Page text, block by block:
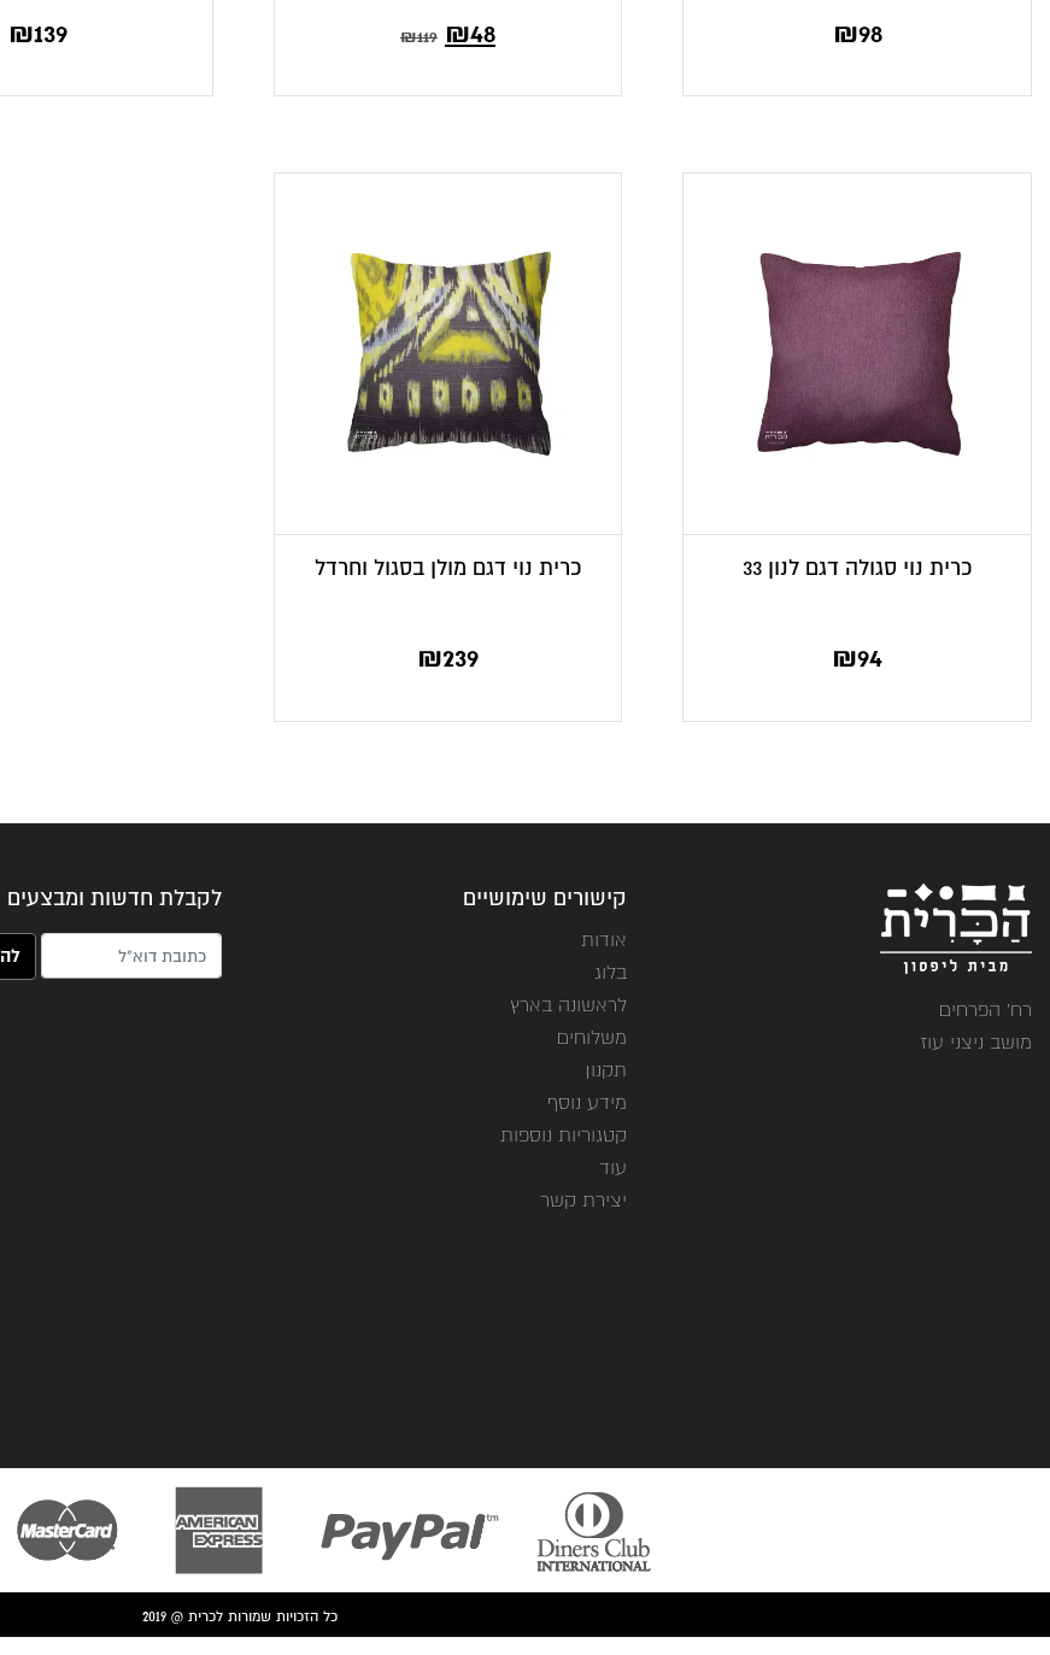
₪98
₪119 ₪48
₪139
כרית נוי סגולה דגם לנון 33
₪94
כרית נוי דגם מולן בסגול וחרדל
₪239
רח' הפרחים
מושב ניצני עוז
קישורים שימושיים
אודות
בלוג
לראשונה בארץ
משלוחים
תקנון
מידע נוסף
קטגוריות נוספות
עוד
יצירת קשר
לקבלת חדשות ומבצעים
האימייל שלך (חובה)
כל הזכויות שמורות לכרית @ 2019